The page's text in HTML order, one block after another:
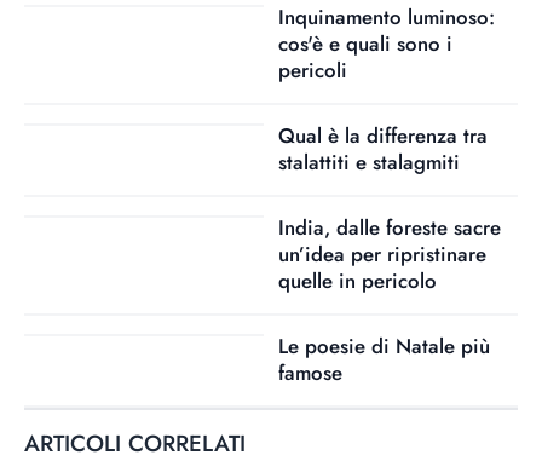
Inquinamento luminoso:
cos'è e quali sono i
pericoli
Qual è la differenza tra
stalattiti e stalagmiti
India, dalle foreste sacre
un’idea per ripristinare
quelle in pericolo
Le poesie di Natale più
famose
ARTICOLI CORRELATI